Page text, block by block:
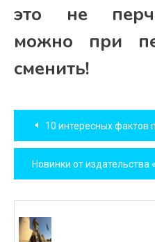
это не
можно при
сменить!
Навигация
по
записям
10 интересных фактов